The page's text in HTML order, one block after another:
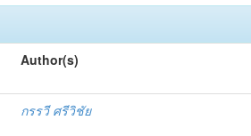
Author(s)
กรรวี ศรีวิชัย